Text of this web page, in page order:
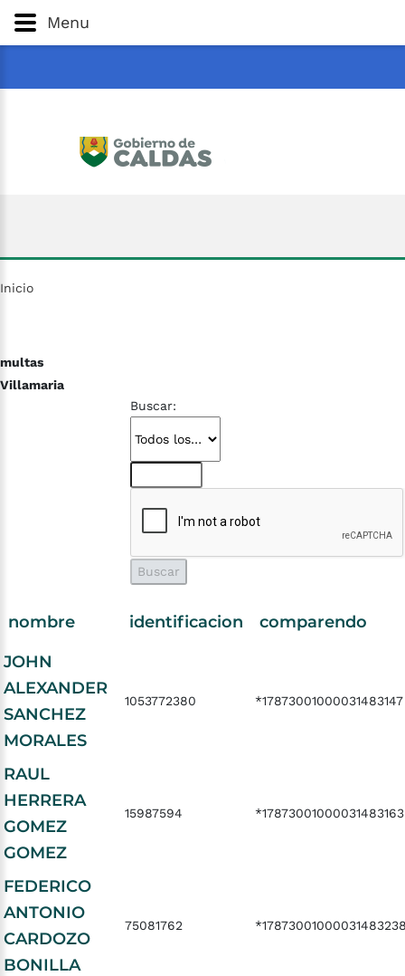
Gobernación
Menu
Inicio
multas
Villamaria
Buscar:
nombre identificacion
comparendo
JOHN
ALEXANDER
SANCHEZ
MORALES
1053772380 *17873001000031483147
RAUL
HERRERA
GOMEZ
GOMEZ
15987594 *17873001000031483163
FEDERICO
ANTONIO
CARDOZO
BONILLA
75081762